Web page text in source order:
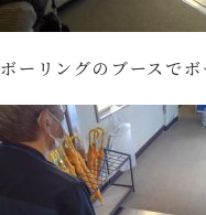
ボーリングのブースでボ